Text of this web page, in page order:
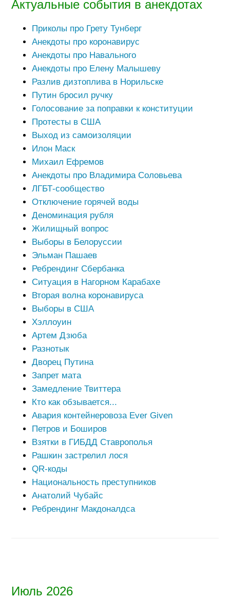
Июль 2026
Актуальные события в анекдотах
Приколы про Грету Тунберг
Анекдоты про коронавирус
Анекдоты про Навального
Анекдоты про Елену Малышеву
Разлив дизтоплива в Норильске
Путин бросил ручку
Голосование за поправки к конституции
Протесты в США
Выход из самоизоляции
Илон Маск
Михаил Ефремов
Анекдоты про Владимира Соловьева
ЛГБТ-сообщество
Отключение горячей воды
Деноминация рубля
Жилищный вопрос
Выборы в Белоруссии
Эльман Пашаев
Ребрендинг Сбербанка
Ситуация в Нагорном Карабахе
Вторая волна коронавируса
Выборы в США
Хэллоуин
Артем Дзюба
Разнотык
Дворец Путина
Запрет мата
Замедление Твиттера
Кто как обзывается...
Авария контейнеровоза Ever Given
Петров и Боширов
Взятки в ГИБДД Ставрополья
Рашкин застрелил лося
QR-коды
Национальность преступников
Анатолий Чубайс
Ребрендинг Макдоналдса